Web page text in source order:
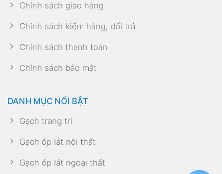
Chính sách giao hàng
Chính sách kiểm hàng, đổi trả
Chính sách thanh toán
Chính sách bảo mật
DANH MỤC NỔI BẬT
Gạch trang trí
Gạch ốp lát nội thất
Gạch ốp lát ngoại thất